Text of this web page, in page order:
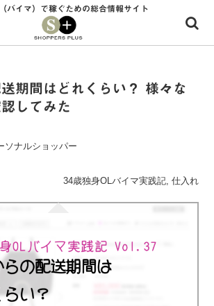
Menu
践記
に稼ぐ！バイマ実践記
バイマ）で稼ぐための総合情報サイト
期間はどれくらい？ 様々な
してみた
ソナルショッパー
34歳独身OLバイマ実践記, 仕入れ